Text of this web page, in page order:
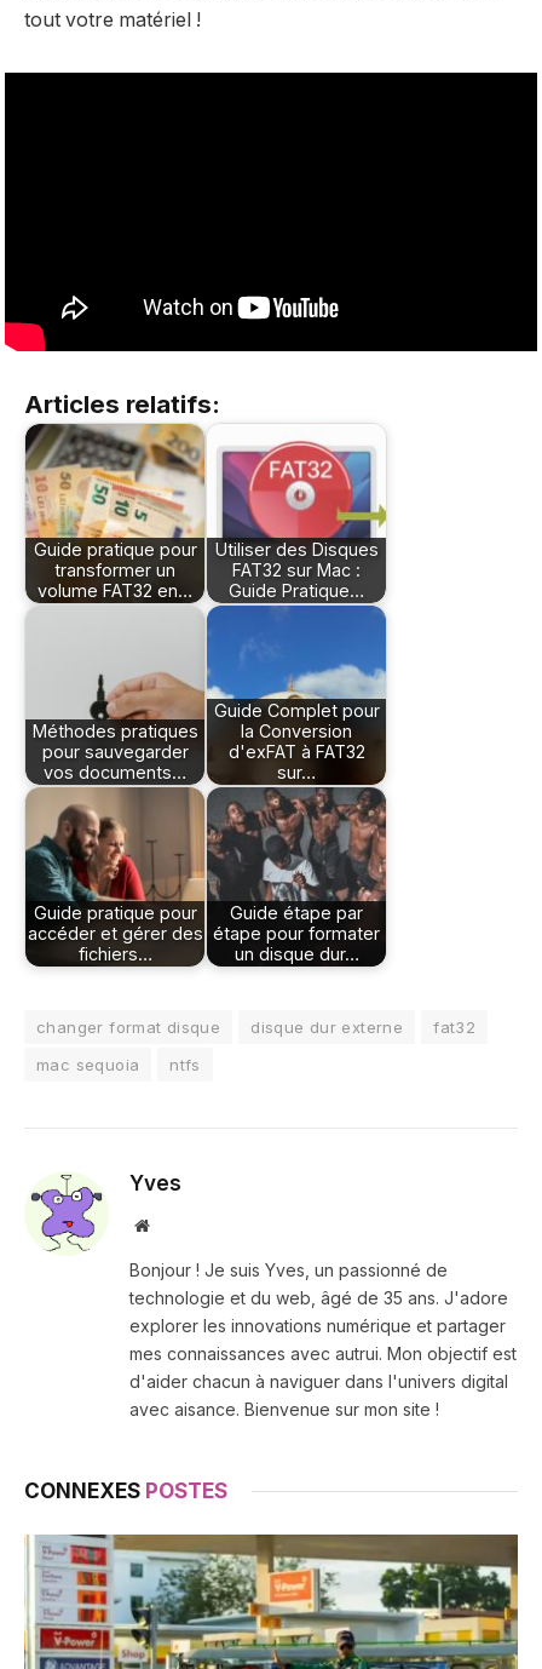
tout votre matériel !
Articles relatifs:
Guide pratique pour
transformer un
volume FAT32 en…
Utiliser des Disques
FAT32 sur Mac :
Guide Pratique…
Méthodes pratiques
pour sauvegarder
vos documents…
Guide Complet pour
la Conversion
d'exFAT à FAT32
sur…
Guide pratique pour
accéder et gérer des
fichiers…
Guide étape par
étape pour formater
un disque dur…
changer format disque disque dur externe
fat32
mac sequoia
ntfs
Yves
Site
Bonjour ! Je suis Yves, un passionné de
technologie et du web, âgé de 35 ans. J'adore
explorer les innovations numérique et partager
mes connaissances avec autrui. Mon objectif est
d'aider chacun à naviguer dans l'univers digital
avec aisance. Bienvenue sur mon site !
CONNEXES POSTES